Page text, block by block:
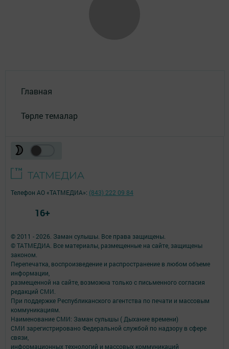
Главная
Төрле темалар
© 2011 - 2026. Заман сулышы. Все права защищены.
© ТАТМЕДИА. Все материалы, размещенные на сайте, защищены
законом.
Перепечатка, воспроизведение и распространение в любом объеме
информации,
размещенной на сайте, возможна только с письменного согласия
редакций СМИ.
При поддержке Республиканского агентства по печати и массовым
коммуникациям.
Наименование СМИ: Заман сулышы ( Дыхание времени)
СМИ зарегистрировано Федеральной службой по надзору в сфере
связи,
информационных технологий и массовых коммуникаций
Телефон АО «ТАТМЕДИА»: (843) 222 09 84
16+